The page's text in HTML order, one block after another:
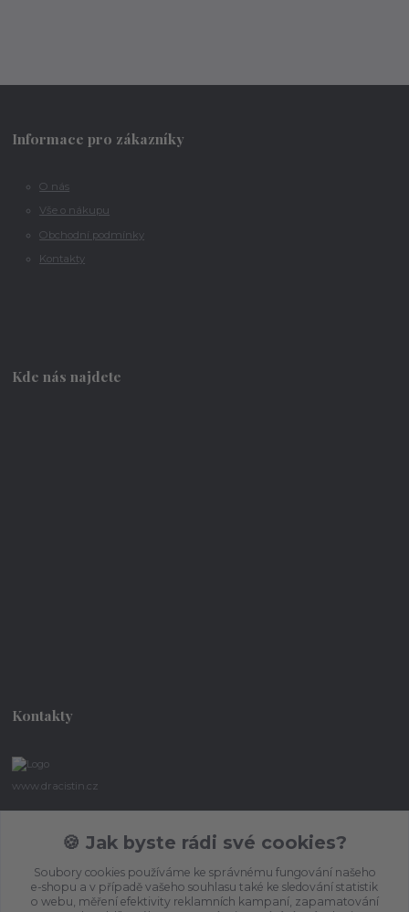
Informace pro zákazníky
O nás
Vše o nákupu
Obchodní podmínky
Kontakty
Kde nás najdete
Kontakty
www.dracistin.cz
+420 737 613 735
umbragon@email.cz
🍪 Jak byste rádi své cookies?
Soubory cookies používáme ke správnému fungování našeho
e-shopu a v případě vašeho souhlasu také ke sledování statistik
o webu, měření efektivity reklamních kampaní, zapamatování